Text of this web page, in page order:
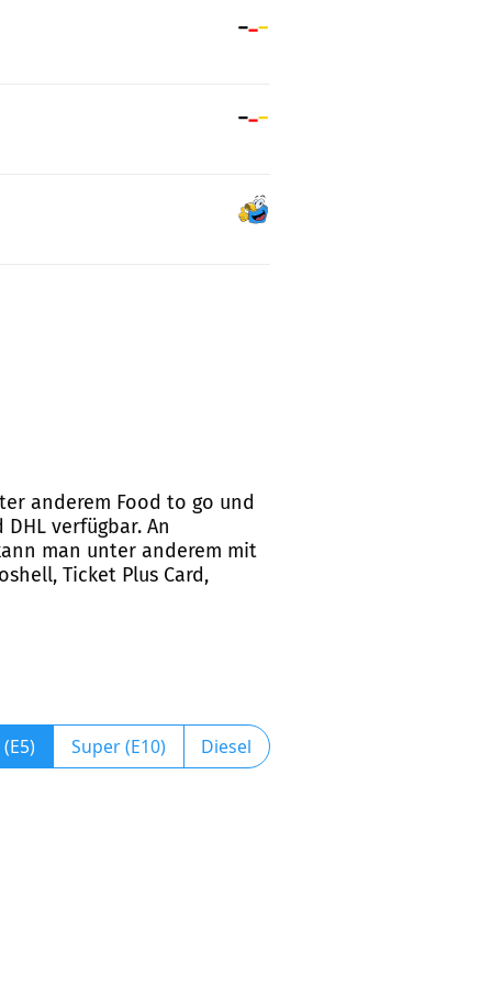
anderem Food to go und
verfügbar. An
man unter anderem mit
Ticket Plus Card,
Super (E10) Diesel